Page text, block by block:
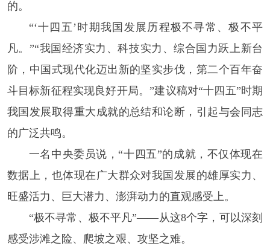
的。
“‘十四五’时期我国发展历程极不寻常、极不平
凡。”“我国经济实力、科技实力、综合国力跃上新台
阶，中国式现代化迈出新的坚实步伐，第二个百年奋
斗目标新征程实现良好开局。”建议稿对“十四五”时期
我国发展取得重大成就的总结和论断，引起与会同志
的广泛共鸣。
一名中央委员说，“十四五”的成就，不仅体现在
数据上，也体现在广大群众对我国发展的雄厚实力、
旺盛活力、巨大潜力、澎湃动力的直观感受上。
“极不寻常、极不平凡”——从这8个字，可以深刻
感受涉滩之险、爬坡之艰、攻坚之难。